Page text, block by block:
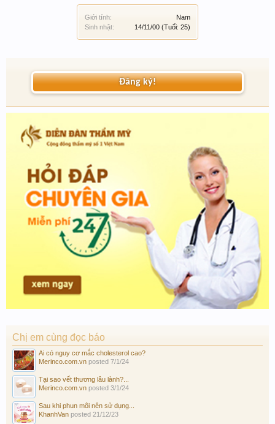
Giới tính:
Nam
Sinh nhật:
14/11/00 (Tuổi: 25)
Đăng ký!
Chị em cùng đọc báo
Ai có nguy cơ mắc cholesterol cao?
Merinco.com.vn posted 7/1/24
Tại sao vết thương lâu lành?...
Merinco.com.vn posted 3/1/24
Sau khi phun môi nên sử dụng...
KhanhVan posted 21/12/23